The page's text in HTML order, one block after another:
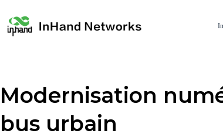
Modernisation
bus urbain